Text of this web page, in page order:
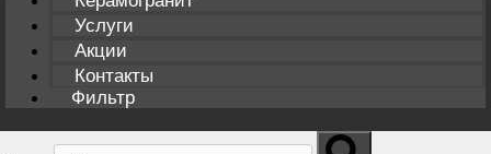
Услуги
Акции
Контакты
Фильтр